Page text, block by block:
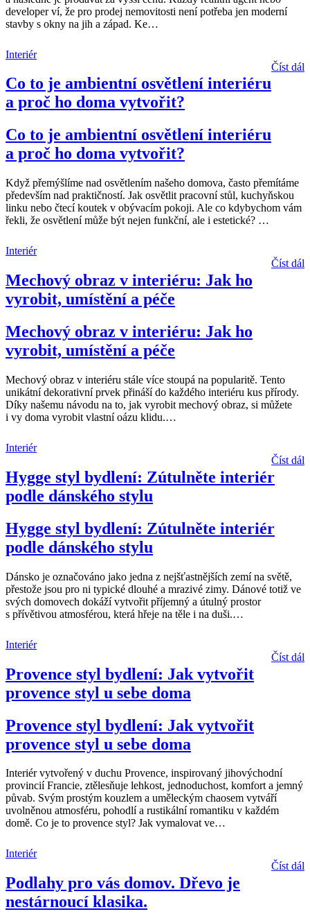
developer ví, že pro prodej nemovitosti není potřeba jen moderní
stavby s okny na jih a západ. Ke…
Interiér
Číst dál
Co to je ambientní osvětlení interiéru
a proč ho doma vytvořit?
Co to je ambientní osvětlení interiéru
a proč ho doma vytvořit?
Když přemýšlíme nad osvětlením našeho domova, často přemítáme
především nad praktičností. Jak osvětlit pracovní stůl, kuchyňskou
linku nebo čtecí koutek v obývacím pokoji. Ale co kdybychom vám
řekli, že osvětlení může být nejen funkční, ale i estetické? …
Interiér
Číst dál
Mechový obraz v interiéru: Jak ho
vyrobit, umístění a péče
Mechový obraz v interiéru: Jak ho
vyrobit, umístění a péče
Mechový obraz v interiéru stále více stoupá na popularitě. Tento
unikátní dekorativní prvek přináší do každého interiéru kus přírody.
Díky našemu návodu na to, jak vyrobit mechový obraz, si můžete
i vy doma vyrobit vlastní oázu klidu.…
Interiér
Číst dál
Hygge styl bydlení: Zútulněte interiér
podle dánského stylu
Hygge styl bydlení: Zútulněte interiér
podle dánského stylu
Dánsko je označováno jako jedna z nejšťastnějších zemí na světě,
přestože jsou pro ni typické dlouhé a mrazivé zimy. Dánové totiž ve
svých domovech dokáží vytvořit příjemný a útulný prostor
s přívětivou atmosférou, která hřeje na těle i na duši.…
Interiér
Číst dál
Provence styl bydlení: Jak vytvořit
provence styl u sebe doma
Provence styl bydlení: Jak vytvořit
provence styl u sebe doma
Interiér vytvořený v duchu Provence, inspirovaný jihovýchodní
provincií Francie, ztělesňuje lehkost, jednoduchost, komfort a jemný
půvab. Svým prostým kouzlem a uměleckým chaosem vytváří
uvolněnou atmosféru, pohodlí a rustikální romantiku v každém
domě. Co je to provence styl? Jak vymalovat ve…
Interiér
Číst dál
Podlahy pro vás domov. Dřevo je
nestárnoucí klasika.